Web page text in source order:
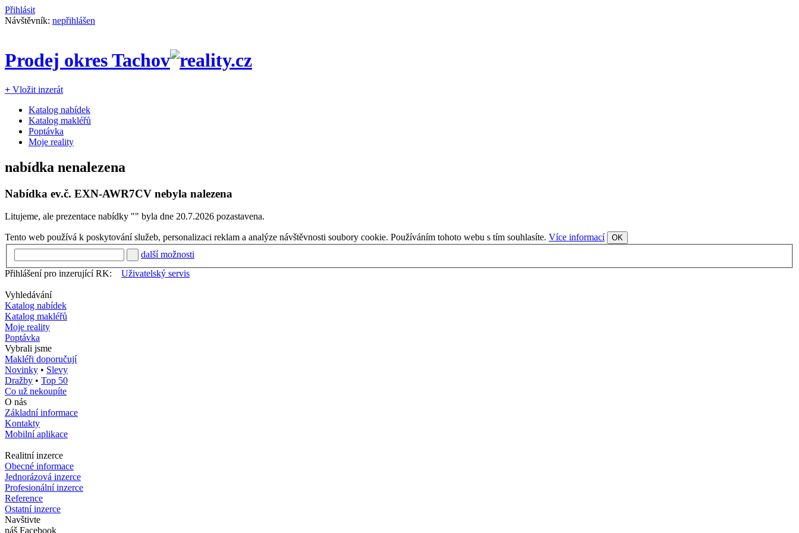
Přihlásit
Návštěvník: nepřihlášen
Prodej okres Tachov
+ Vložit inzerát
Katalog nabídek
Katalog makléřů
Poptávka
Moje reality
nabídka nenalezena
Nabídka ev.č. EXN-AWR7CV nebyla nalezena
Litujeme, ale prezentace nabídky "" byla dne 20.7.2026 pozastavena.
Tento web používá k poskytování služeb, personalizaci reklam a analýze návštěvnosti soubory cookie. Používáním tohoto webu s tím souhlasíte. Více informací OK
další možnosti
Přihlášení pro inzerující RK:
Uživatelský servis
Vyhledávání
Katalog nabídek
Katalog makléřů
Moje reality
Poptávka
Vybrali jsme
Makléři doporučují
Novinky • Slevy
Dražby • Top 50
Co už nekoupíte
O nás
Základní informace
Kontakty
Mobilní aplikace
Realitní inzerce
Obecné informace
Jednorázová inzerce
Profesionální inzerce
Reference
Ostatní inzerce
Navštivte
náš Facebook